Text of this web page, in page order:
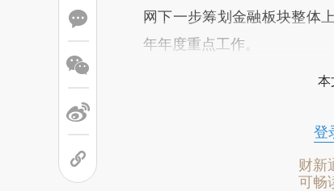
网下一步筹划金融板块整体
年年度重点工作。
本
登
财新
可畅